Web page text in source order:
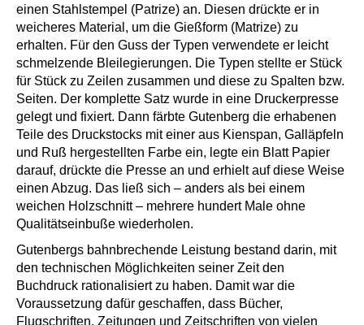
einen Stahlstempel (Patrize) an. Diesen drückte er in
weicheres Material, um die Gießform (Matrize) zu
erhalten. Für den Guss der Typen verwendete er leicht
schmelzende Bleilegierungen. Die Typen stellte er Stück
für Stück zu Zeilen zusammen und diese zu Spalten bzw.
Seiten. Der komplette Satz wurde in eine Druckerpresse
gelegt und fixiert. Dann färbte Gutenberg die erhabenen
Teile des Druckstocks mit einer aus Kienspan, Galläpfeln
und Ruß hergestellten Farbe ein, legte ein Blatt Papier
darauf, drückte die Presse an und erhielt auf diese Weise
einen Abzug. Das ließ sich – anders als bei einem
weichen Holzschnitt – mehrere hundert Male ohne
Qualitätseinbuße wiederholen.
Gutenbergs bahnbrechende Leistung bestand darin, mit
den technischen Möglichkeiten seiner Zeit den
Buchdruck rationalisiert zu haben. Damit war die
Voraussetzung dafür geschaffen, dass Bücher,
Flugschriften, Zeitungen und Zeitschriften von vielen